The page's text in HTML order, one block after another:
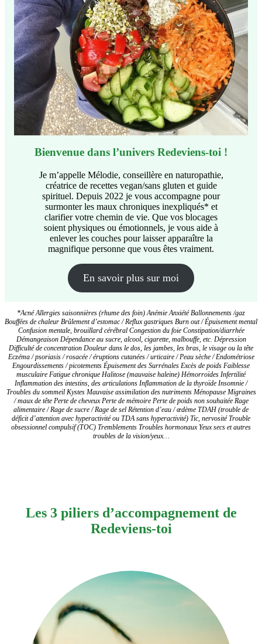
Bienvenue dans l’univers Redeviens-toi !
Je m’appelle Mélodie, conseillère en naturopathie,
créatrice de recettes vegan/sans gluten et guide
spirituel. Depuis 2022 je vous accompagne pour
surmonter les maux chroniques inexpliqués* et
clarifier votre chemin de vie. Que vos blocages
soient physiques ou émotionnels, je vous aide à
enlever les couches pour laisser apparaître la
magnifique personne que vous êtes vraiment.
En savoir plus sur moi
*Acné Allergies saisonnières (rhume des foin) Anémie Anxiété Ballonnements /gaz
Bouffées de chaleur Brûlement d’estomac / Reflux gastriques Burn out / Épuisement mental
Confusion mentale, brouillard cérébral Congestion du foie Constipation/diarrhée
Démangeaison Dépendance au sucre, alcool, cigarette, malbouffe, etc. Dépression
Difficulté de concentration Douleur dans le dos, les jambes, les bras, le visage ou la tête
Eczéma / psoriasis / rosacée / éruptions cutanées / urticaire / Peau sèche / Endométriose
Engourdissements / picotements Épuisement des Surrénales Excès de poids Faiblesse
musculaire Fatigue chronique Halitose (mauvaise haleine) Hémorroïdes Infertilité
Inflammation des intestins, des articulations Inflammation de la thyroïde Insomnie /
Troubles du sommeil Kystes Mauvaise assimilation des nutriments Ménopause Migraines
/ maux de tête Perte de cheveux Perte de mémoire Perte de poids non souhaitée Rage
alimentaire / Rage de sucre / Rage de sel Rétention d’eau / œdème TDAH (trouble de
déficit d’attention avec hyperactivité ou TDA sans hyperactivité) Tic, nervosité Trouble
obsessionnel compulsif (TOC) Tremblements Troubles hormonaux Yeux secs et autres
troubles de la vision/yeux…
Les 3 piliers d’accompagnement de
Redeviens-toi